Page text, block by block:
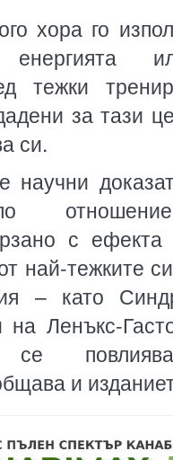
хора го
енергията
тежки
за тази
си.
научни
с
най-тежките
– като
Ленъкс-
се
и